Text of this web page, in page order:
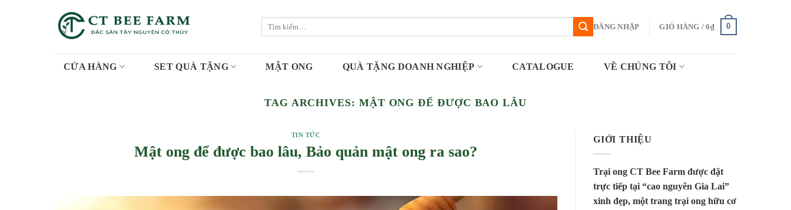
ĐĂNG NHẬP GIỎ HÀNG /0₫ 0
CỬA HÀNG SET QUÀ TẶNG MẬT ONG QUÀ TẶNG DOANH NGHIỆP CATALOGUE VỀ CHÚNG TÔI
TAG ARCHIVES: MẬT ONG ĐỂ ĐƯỢC BAO LÂU
TIN TỨC
Mật ong để được bao lâu, Bảo quản mật ong ra sao?
GIỚI THIỆU
Trại ong CT Bee Farm được đặt
trực tiếp tại “cao nguyên Gia Lai”
xinh đẹp, một trang trại ong hữu cơ